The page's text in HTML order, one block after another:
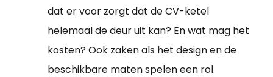
dat er voor zorgt dat de CV-ketel
helemaal de deur uit kan? En wat mag het
kosten? Ook zaken als het design en de
beschikbare maten spelen een rol.